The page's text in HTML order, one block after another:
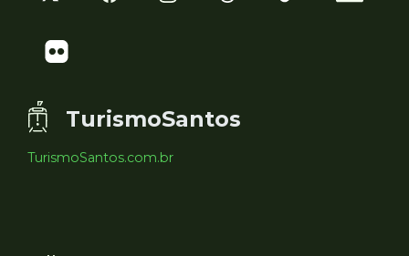
TurismoSantos
TurismoSantos.com.br